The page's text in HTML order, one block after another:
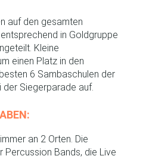
auf den gesamten
in Goldgruppe
Kleine
einen Platz in den
6 Sambaschulen der
Siegerparade auf.
an 2 Orten. Die
Percussion Bands, die Live